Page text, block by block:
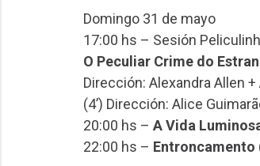
Domingo 31 de mayo
17:00 hs – Sesión
O Peculiar Crime do
Dirección: Alexandra Allen +
(4’) Dirección: Alice
20:00 hs – A Vida
22:00 hs – Entroncamento